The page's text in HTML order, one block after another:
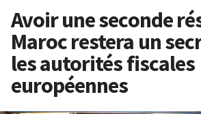
Avoir une seconde
Maroc restera un
les autorités fiscales
européennes